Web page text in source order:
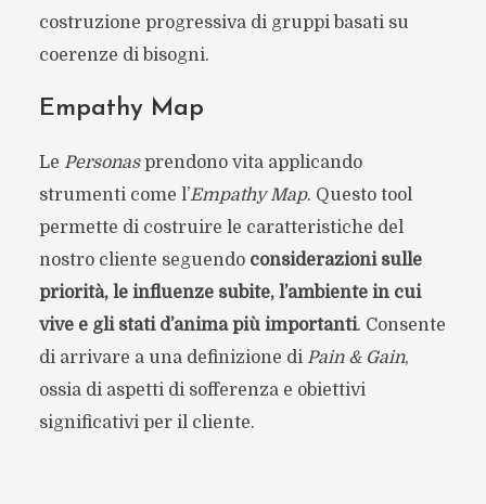
costruzione progressiva di gruppi basati su
coerenze di bisogni.
Empathy Map
Le Personasprendono vita applicando
strumenti come l’Empathy Map. Questo tool
permette di costruire le caratteristiche del
nostro cliente seguendo considerazioni sulle
priorità, le influenze subite, l’ambiente in cui
vive e gli stati d’anima più importanti. Consente
di arrivare a una definizione di Pain & Gain,
ossia di aspetti di sofferenza e obiettivi
significativi per il cliente.